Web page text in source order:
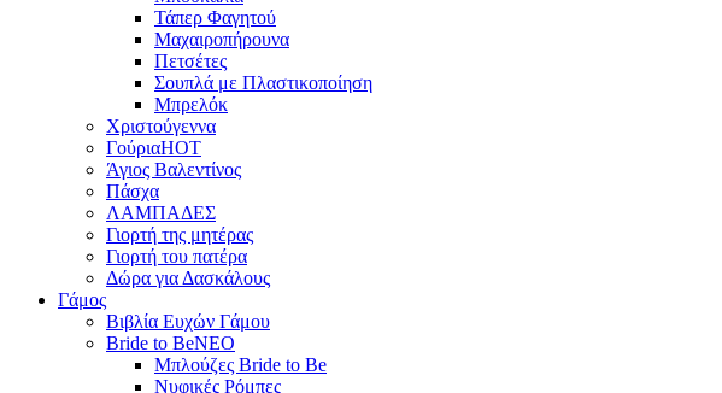
Τάπερ Φαγητού
Μαχαιροπήρουνα
Πετσέτες
Σουπλά με Πλαστικοποίηση
Μπρελόκ
Χριστούγεννα
ΓούριαHOT
Άγιος Βαλεντίνος
Πάσχα
ΛΑΜΠΑΔΕΣ
Γιορτή της μητέρας
Γιορτή του πατέρα
Δώρα για Δασκάλους
Γάμος
Βιβλία Ευχών Γάμου
Bride to BeNEO
Μπλούζες Bride to Be
Νυφικές Ρόμπες